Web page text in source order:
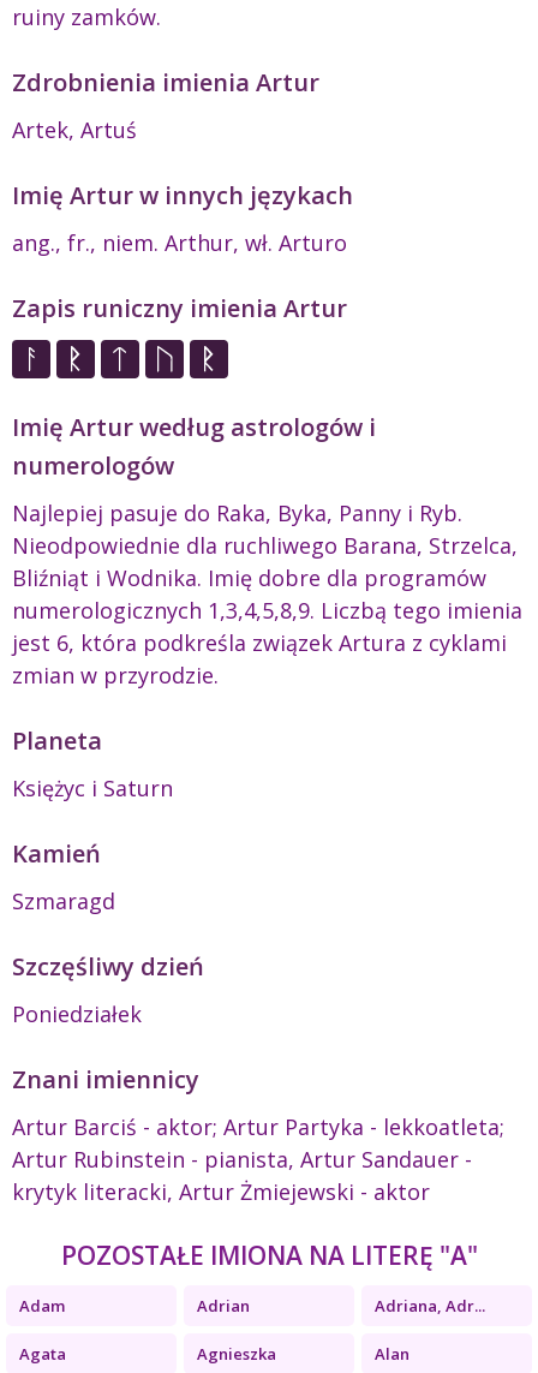
ruiny zamków.
Zdrobnienia imienia Artur
Artek, Artuś
Imię Artur w innych językach
ang., fr., niem. Arthur, wł. Arturo
Zapis runiczny imienia Artur
Imię Artur według astrologów i
numerologów
Najlepiej pasuje do Raka, Byka, Panny i Ryb.
Nieodpowiednie dla ruchliwego Barana, Strzelca,
Bliźniąt i Wodnika. Imię dobre dla programów
numerologicznych 1,3,4,5,8,9. Liczbą tego imienia
jest 6, która podkreśla związek Artura z cyklami
zmian w przyrodzie.
Planeta
Księżyc i Saturn
Kamień
Szmaragd
Szczęśliwy dzień
Poniedziałek
Znani imiennicy
Artur Barciś - aktor; Artur Partyka - lekkoatleta;
Artur Rubinstein - pianista, Artur Sandauer -
krytyk literacki, Artur Żmiejewski - aktor
POZOSTAŁE IMIONA NA LITERĘ "A"
Adam Adrian Adriana, Adr...
Agata Agnieszka Alan